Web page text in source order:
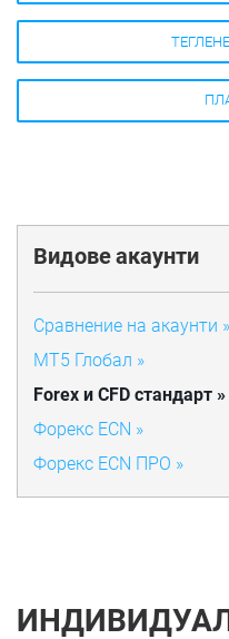
Видове акаунти
Сравнение на акаунти »
МТ5 Глобал »
Forex и CFD стандарт »
Форекс ECN »
Форекс ECN ПРО »